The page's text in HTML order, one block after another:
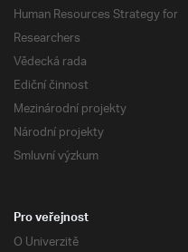
Human Resources Strategy for
Researchers
Vědecká rada
Ediční činnost
Mezinárodní projekty
Národní projekty
Smluvní výzkum
Pro veřejnost
O Univerzitě